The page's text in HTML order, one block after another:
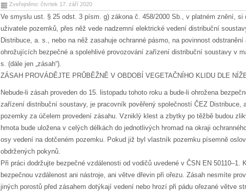
Zveřejněno: čtvrtek 17. září 2020
Ve smyslu ust. § 25 odst. 3 písm. g) zákona č. 458/2000 Sb., v platném znění,
uživatele pozemků, přes něž vede nadzemní elektrické vedení distribuční
Distribuce, a. s., nebo na něž zasahuje ochranné pásmo, na povinnost
ohrožujících bezpečné a spolehlivé provozování zařízení distribuční soustavy v
s. (dále jen „zásah“).
ZÁSAH PROVÁDĚJTE PRŮBĚŽNĚ V OBDOBÍ VEGETAČNÍHO KLIDU DLE
Nebude-li zásah proveden do 15. listopadu tohoto roku a bude-li ohrožena
zařízení distribuční soustavy, je pracovník pověřený společností ČEZ Distribuce,
pozemky za účelem provedení zásahu. Vzniklý klest a zbytky po těžbě budou
hmota bude uložena v celých délkách do jednotlivých hromad na okraji
osy vedení na dotčeném pozemku. Pokud již byl vlastník pozemku písemně
obdržených pokynů.
Při práci dodržujte bezpečné vzdálenosti od vodičů uvedené v ČSN EN 50110–1.
bezpečnou vzdálenost ani nástroje, ani větve dřevin při ořezu. Zásah nesmíte
jiných porostů před zásahem dotýkají vedení nebo hrozí při pádu ořezané větve